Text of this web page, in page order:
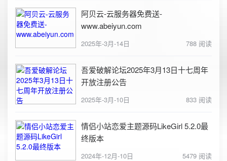
阿贝云-云服务器免费送-
www.abeiyun.com
2025年-3月-14日 788 阅读
吾爱破解论坛2025年3月13日十七周年
开放注册公告
2025年-3月-10日 833 阅读
情侣小站恋爱主题源码LikeGirl 5.2.0最
终版本
2024年-12月-10日 5479 阅读